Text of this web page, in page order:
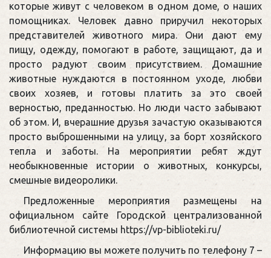
которые живут с человеком в одном доме, о наших
помощниках. Человек давно приручил некоторых
представителей животного мира. Они дают ему
пищу, одежду, помогают в работе, защищают, да и
просто радуют своим присутствием. Домашние
животные нуждаются в постоянном уходе, любви
своих хозяев, и готовы платить за это своей
верностью, преданностью. Но люди часто забывают
об этом. И, вчерашние друзья зачастую оказываются
просто выброшенными на улицу, за борт хозяйского
тепла и заботы. На мероприятии ребят ждут
необыкновенные истории о животных, конкурсы,
смешные видеоролики.
Предложенные мероприятия размещены на
официальном сайте Городской централизованной
библиотечной системы https://vp-biblioteki.ru/
Информацию вы можете получить по телефону 7 –